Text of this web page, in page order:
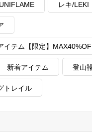
レキ/LEKI
イテム【限定】
新着アイテム 登山
トレイル